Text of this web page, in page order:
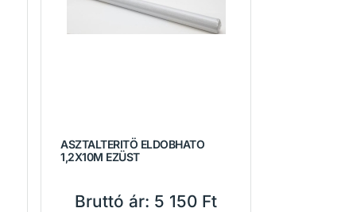
ASZTALTERITÖ ELDOBHATO
1,2X10M EZÜST
Bruttó ár: 5 150 Ft